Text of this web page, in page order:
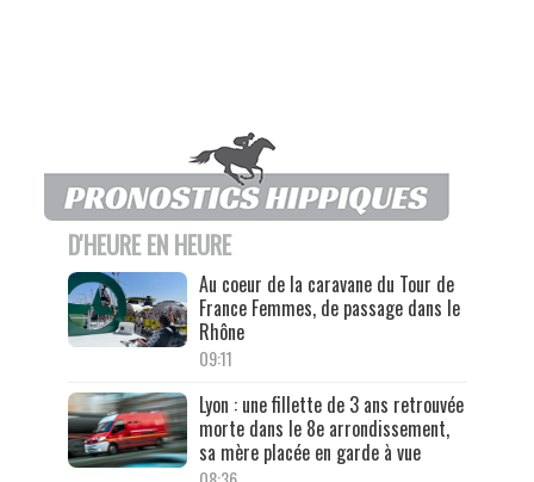
D'HEURE EN HEURE
Au coeur de la caravane du Tour de
France Femmes, de passage dans le
Rhône
09:11
Lyon : une fillette de 3 ans retrouvée
morte dans le 8e arrondissement,
sa mère placée en garde à vue